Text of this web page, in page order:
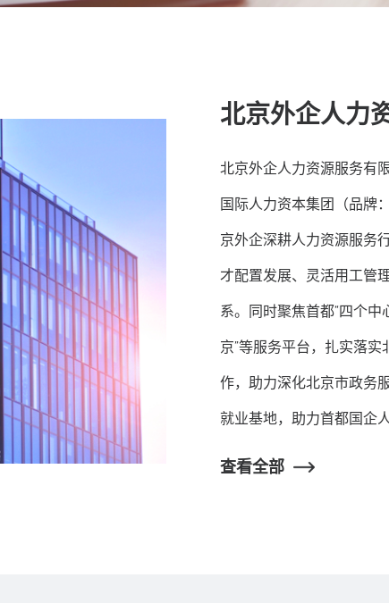
北京外企人力
北京外企人力资源服务有
国际人力资本集团（品牌
京外企深耕人力资源服务
才配置发展、灵活用工管
系。同时聚焦首都“四个中
京”等服务平台，扎实落实
作，助力深化北京市政务
就业基地，助力首都国企
查看全部